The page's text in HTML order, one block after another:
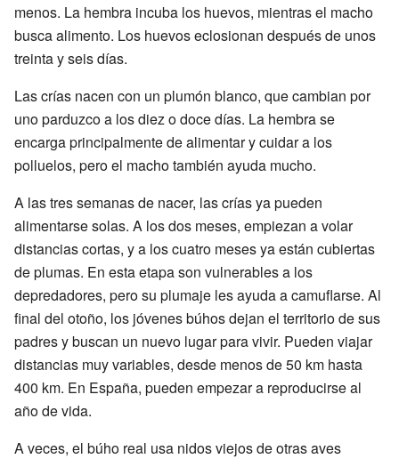
menos. La hembra incuba los huevos, mientras el macho
busca alimento. Los huevos eclosionan después de unos
treinta y seis días.
Las crías nacen con un plumón blanco, que cambian por
uno parduzco a los diez o doce días. La hembra se
encarga principalmente de alimentar y cuidar a los
polluelos, pero el macho también ayuda mucho.
A las tres semanas de nacer, las crías ya pueden
alimentarse solas. A los dos meses, empiezan a volar
distancias cortas, y a los cuatro meses ya están cubiertas
de plumas. En esta etapa son vulnerables a los
depredadores, pero su plumaje les ayuda a camuflarse. Al
final del otoño, los jóvenes búhos dejan el territorio de sus
padres y buscan un nuevo lugar para vivir. Pueden viajar
distancias muy variables, desde menos de 50 km hasta
400 km. En España, pueden empezar a reproducirse al
año de vida.
A veces, el búho real usa nidos viejos de otras aves